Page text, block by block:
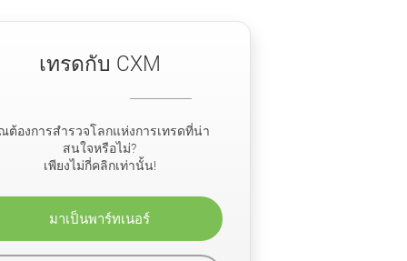
เทรดกับ CXM
ต้องการสำรวจโลกแห่งการเทรดที่น่า
สนใจหรือไม่?
เพียงไม่กี่คลิกเท่านั้น!
มาเป็นพาร์ทเนอร์